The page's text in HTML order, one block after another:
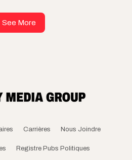
See More
Carrières Nous Joindre
Registre Pubs Politiques